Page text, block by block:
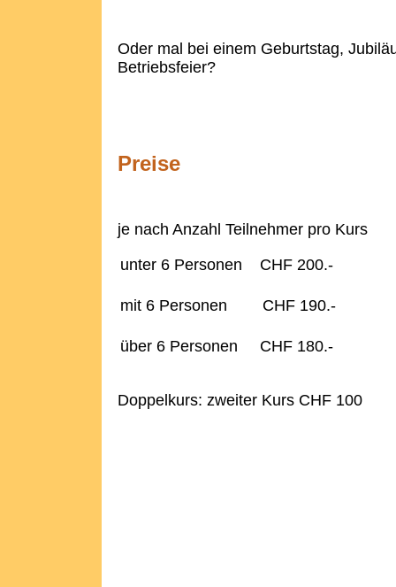
Oder mal bei einem Geburtstag,
Betriebsfeier?
Preise
je nach Anzahl Teilnehmer pro Kurs
unter 6 Personen CHF 200.-
mit 6 Personen CHF 190.-
über 6 Personen CHF 180.-
Doppelkurs: zweiter Kurs CHF 100